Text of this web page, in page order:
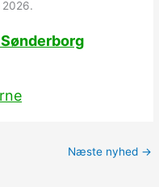
2026.
Næste nyhed →